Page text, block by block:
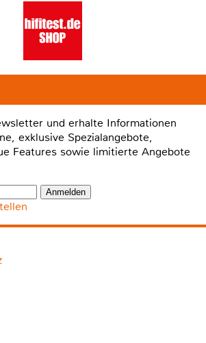
und erhalte Informationen
exklusive Spezialangebote,
Features sowie limitierte Angebote